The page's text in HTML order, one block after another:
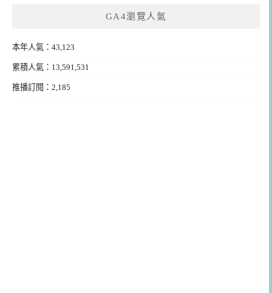
GA4瀏覽人氣
本年人氣：43,123
累積人氣：13,591,531
推播訂閱：2,185